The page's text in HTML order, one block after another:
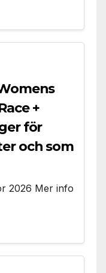
+
för
och som
2026 Mer info